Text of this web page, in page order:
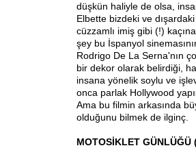
düşkün haliyle de olsa,
Elbette bizdeki ve
cüzzamlı imiş gibi (!)
şey bu İspanyol
Rodrigo De La Serna'nın
bir dekor olarak belirdiği,
insana yönelik soylu ve
onca parlak Hollywood
Ama bu filmin arkasında
olduğunu bilmek de ilginç.
MOTOSİKLET GÜNLÜĞÜ